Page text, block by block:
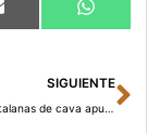
Compartir
en
Email
en
SIGUIENTE
Las compañías catalanas de cava apuestan por China con nuevas estrategias de marketing